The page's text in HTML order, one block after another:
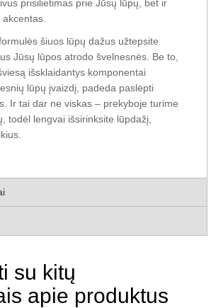
prisilietimas prie Jūsų lūpų, bet ir
šiuos lūpų dažus užtepsite
Jūsų lūpos atrodo švelnesnės. Be to,
išsklaidantys komponentai
lūpų įvaizdį, padeda paslėpti
Ir tai dar ne viskas – prekyboje turime
todėl lengvai išsirinksite lūpdažį,
su kitų
apie produktus